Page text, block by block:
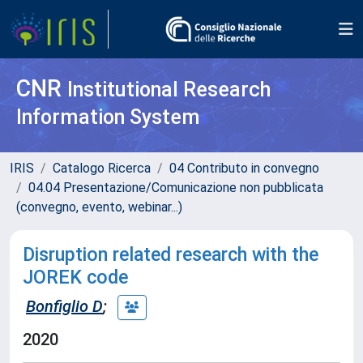
CNR Institutional Research
Information System
IRIS Catalogo Ricerca
04 Contributo in convegno
04.04 Presentazione/Comunicazione non pubblicata
(convegno, evento, webinar...)
Disruption related research with the
JOREK code
Bonfiglio D;
2020